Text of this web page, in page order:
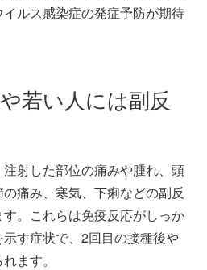
ルス感染症の発症予防が期待
若い人には副反
射した部位の痛みや腫れ、頭
痛み、寒気、下痢などの副反
。これらは免疫反応がしっか
す症状で、2回目の接種後や
ます。